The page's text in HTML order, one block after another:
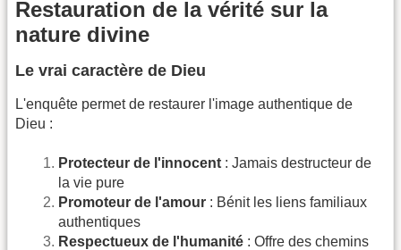
Restauration de la vérité sur la
nature divine
Le vrai caractère de Dieu
L'enquête permet de restaurer l'image authentique de
Dieu :
Protecteur de l'innocent : Jamais destructeur de
la vie pure
Promoteur de l'amour : Bénit les liens familiaux
authentiques
Respectueux de l'humanité : Offre des chemins